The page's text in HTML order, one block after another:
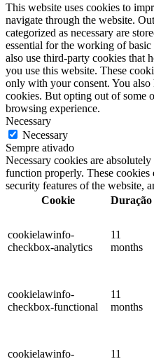
This website uses cookies to
navigate through the website.
categorized as necessary are
essential for the working of
also use third-party cookies that
you use this website. These
only with your consent. You
cookies. But opting out of some
browsing experience.
Necessary
Necessary
Sempre ativado
Necessary cookies are
function properly. These cookies
security features of the website,
Cookie
Duração
cookielawinfo-
checkbox-analytics
11
months
cookielawinfo-
checkbox-functional
11
months
cookielawinfo-
11